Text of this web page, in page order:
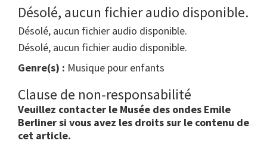
Désolé, aucun fichier audio disponible.
Désolé, aucun fichier audio disponible.
Désolé, aucun fichier audio disponible.
Genre(s) : Musique pour enfants
Clause de non-responsabilité
Veuillez contacter le Musée des ondes Emile
Berliner si vous avez les droits sur le contenu de
cet article.